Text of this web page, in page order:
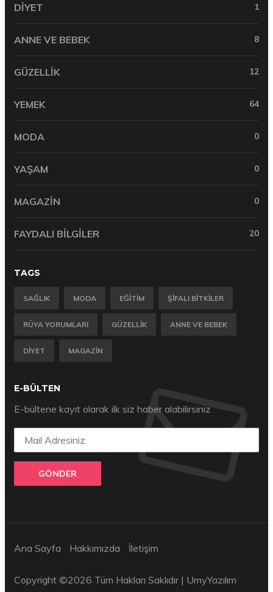
DIYET 1
ANNE VE BEBEK 8
GÜZELLIK 12
YEMEK 64
MODA 0
YAŞAM 0
MAGAZIN 0
FAYDALI BILGILER 20
TAGS
SAĞLIK MODA EĞITIM ŞIFALI BITKILER
RÜYA YORUMLARI GÜZELLIK ANNE VE BEBEK
DIYET MAGAZIN
E-BÜLTEN
E-bültene kayıt olarak ilk siz haber alabilirsiniz
GÖNDER
Ana Sayfa Hakkımızda İletişim
Copyright ©2026 Tüm Hakları Saklıdır | UmyYazılım